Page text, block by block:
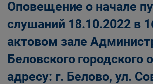
Оповещение о начале
слушаний 18.10.2022 в
актовом зале
Беловского городского
адресу: г. Белово, ул.